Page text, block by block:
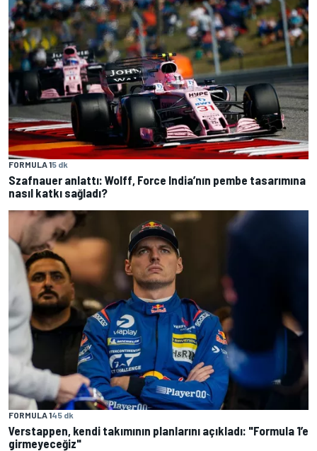
FORMULA 15 dk
Szafnauer anlattı: Wolff, Force India’nın pembe tasarımına
nasıl katkı sağladı?
FORMULA 145 dk
Verstappen, kendi takımının planlarını açıkladı: "Formula 1’e
girmeyeceğiz"